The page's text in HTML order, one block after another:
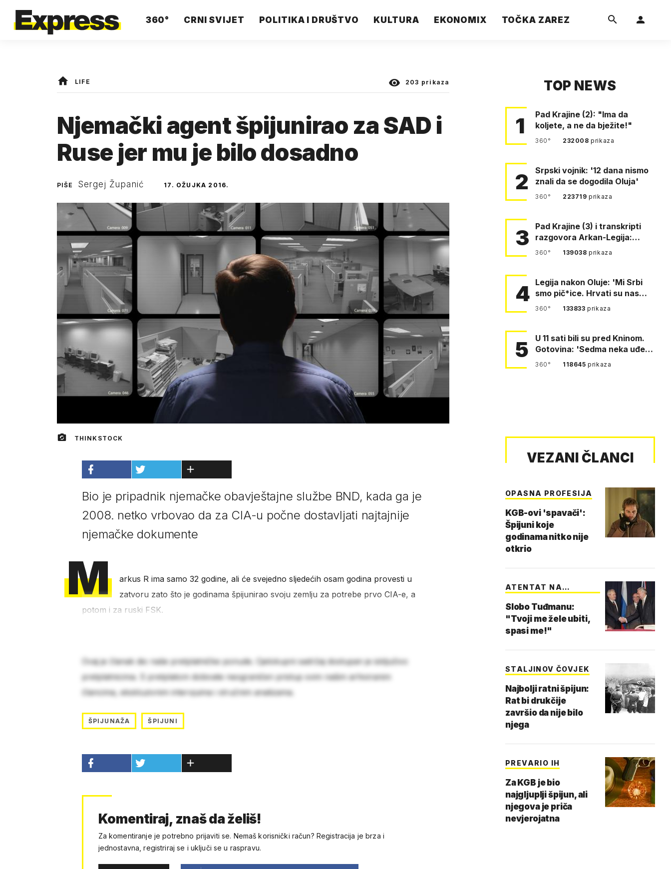
360° CRNI SVIJET POLITIKA I DRUŠTVO KULTURA EKONOMIX TOČKA ZAREZ
LIFE 203 prikaza
Njemački agent špijunirao za SAD i
Ruse jer mu je bilo dosadno
PIŠE Sergej Županić 17. OŽUJKA 2016.
THINKSTOCK
Bio je pripadnik njemačke obavještajne službe BND, kada ga je
2008. netko vrbovao da za CIA-u počne dostavljati najtajnije
njemačke dokumente
M
arkus R ima samo 32 godine, ali će svejedno sljedećih osam godina provesti u
zatvoru zato što je godinama špijunirao svoju zemlju za potrebe prvo CIA-e, a
potom i za ruski FSK.
Ovaj je članak dio naše pretplatničke ponude. Cjelokupni sadržaj dostupan je isključivo
pretplatnicima. S pretplatom dobivate neograničen pristup svim našim arhiviranim
člancima, ekskluzivnim intervjuima i stručnim analizama.
ŠPIJUNAŽA ŠPIJUNI
Komentiraj, znaš da želiš!
Za komentiranje je potrebno prijaviti se. Nemaš korisnički račun? Registracija je brza i
jednostavna, registriraj se i uključi se u raspravu.
TOP NEWS
1
Pad Krajine (2): "Ima da
koljete, a ne da bježite!"
360° 232008prikaza
2
Srpski vojnik: '12 dana nismo
znali da se dogodila Oluja'
360° 223719prikaza
3
Pad Krajine (3) i transkripti
razgovora Arkan-Legija:
'Čujem, prelazite ustašam…
360° 139038prikaza
4 Legija nakon Oluje: 'Mi Srbi
smo pič*ice. Hrvati su nas
pomeli!'
360° 133833prikaza
5
U 11 sati bili su pred Kninom.
Gotovina: 'Sedma neka uđe,
4. gardijska neka g…
360° 118645prikaza
VEZANI ČLANCI
OPASNA PROFESIJA
KGB-ovi 'spavači':
Špijuni koje
godinama nitko nije
otkrio
ATENTAT NA
Slobo Tuđmanu:
"Tvoji me žele ubiti,
spasi me!"
STALJINOV ČOVJEK
Najbolji ratni špijun:
Rat bi drukčije
završio da nije bilo
njega
PREVARIO IH
Za KGB je bio
najgljuplji špijun, ali
njegova je priča
nevjerojatna